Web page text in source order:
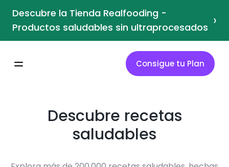
Descubre la Tienda Realfooding -
Productos saludables sin ultraprocesados ›
Consigue tu Plan
Descubre recetas
saludables